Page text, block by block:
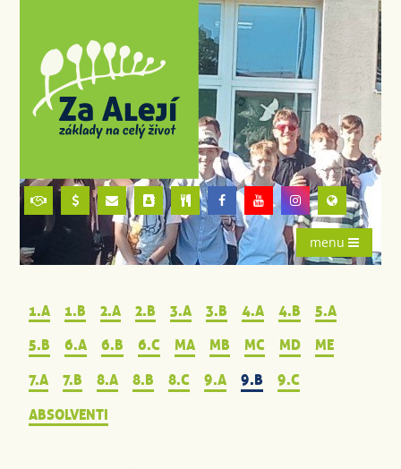
menu
1.A 1.B 2.A 2.B 3.A 3.B 4.A 4.B
5.A
5.B
6.A 6.B 6.C MA MB MC MD
ME
7.A
7.B 8.A 8.B 8.C 9.A 9.B
9.C
ABSOLVENTI